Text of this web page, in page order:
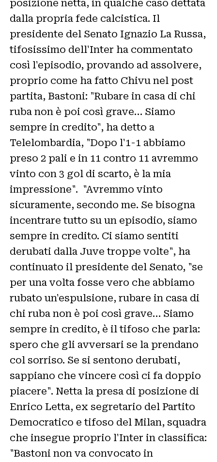
posizione netta, in qualche caso dettata
dalla propria fede calcistica. Il
presidente del Senato Ignazio La Russa,
tifosissimo dell'Inter ha commentato
così l'episodio, provando ad assolvere,
proprio come ha fatto Chivu nel post
partita, Bastoni: "Rubare in casa di chi
ruba non è poi così grave… Siamo
sempre in credito", ha detto a
Telelombardia, "Dopo l'1-1 abbiamo
preso 2 pali e in 11 contro 11 avremmo
vinto con 3 gol di scarto, è la mia
impressione". "Avremmo vinto
sicuramente, secondo me. Se bisogna
incentrare tutto su un episodio, siamo
sempre in credito. Ci siamo sentiti
derubati dalla Juve troppe volte", ha
continuato il presidente del Senato, "se
per una volta fosse vero che abbiamo
rubato un'espulsione, rubare in casa di
chi ruba non è poi così grave… Siamo
sempre in credito, è il tifoso che parla:
spero che gli avversari se la prendano
col sorriso. Se si sentono derubati,
sappiano che vincere così ci fa doppio
piacere". Netta la presa di posizione di
Enrico Letta, ex segretario del Partito
Democratico e tifoso del Milan, squadra
che insegue proprio l'Inter in classifica:
"Bastoni non va convocato in